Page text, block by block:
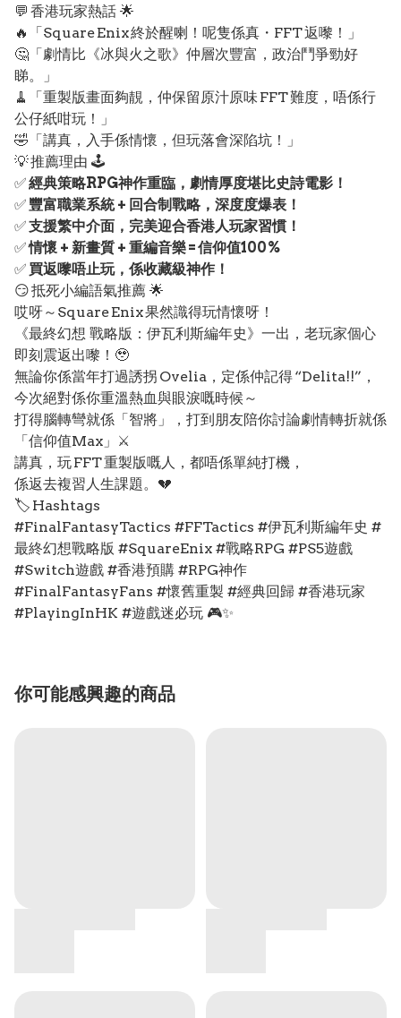
💬 香港玩家熱話 🌟
🔥「Square Enix 終於醒喇！呢隻係真・FFT 返嚟！」
🤔「劇情比《冰與火之歌》仲層次豐富，政治鬥爭勁好
睇。」
🧹「重製版畫面夠靚，仲保留原汁原味 FFT 難度，唔係行
公仔紙咁玩！」
🤣「講真，入手係情懷，但玩落會深陷坑！」
💡 推薦理由 🕹️
✅經典策略RPG神作重臨，劇情厚度堪比史詩電影！
✅ 豐富職業系統 + 回合制戰略，深度度爆表！
✅支援繁中介面，完美迎合香港人玩家習慣！
✅情懷 + 新畫質 + 重編音樂 = 信仰值100%
✅ 買返嚟唔止玩，係收藏級神作！
😏 抵死小編語氣推薦 🌟
哎呀～Square Enix 果然識得玩情懷呀！
《最終幻想 戰略版：伊瓦利斯編年史》一出，老玩家個心
即刻震返出嚟！🥹
無論你係當年打過誘拐 Ovelia，定係仲記得 “Delita!!”，
今次絕對係你重溫熱血與眼淚嘅時候～
打得腦轉彎就係「智將」，打到朋友陪你討論劇情轉折就係
「信仰值Max」⚔️
講真，玩 FFT 重製版嘅人，都唔係單純打機，
係返去複習人生課題。💔
🏷️ Hashtags
#FinalFantasyTactics #FFTactics #伊瓦利斯編年史 #
最終幻想戰略版 #SquareEnix #戰略RPG #PS5遊戲
#Switch遊戲 #香港預購 #RPG神作
#FinalFantasyFans #懷舊重製 #經典回歸 #香港玩家
#PlayingInHK #遊戲迷必玩 🎮✨
你可能感興趣的商品